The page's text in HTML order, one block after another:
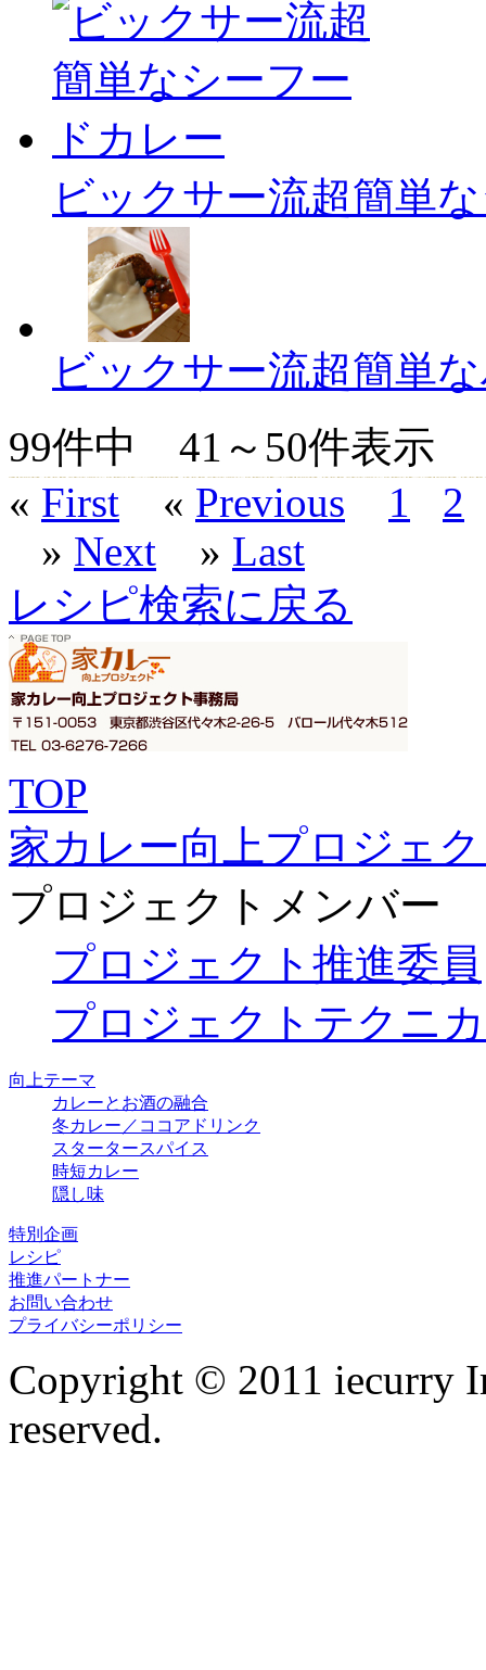
ビックサー流超簡単
ビックサー流超簡単
99件中 41～50件表示
« First « Previous 1
2
» Next » Last
レシピ検索に戻る
TOP
家カレー向上プロジェ
プロジェクトメンバー
プロジェクト推進委員
プロジェクトテクニ
向上テーマ
カレーとお酒の融合
冬カレー／ココアドリンク
スタータースパイス
時短カレー
隠し味
特別企画
レシピ
推進パートナー
お問い合わせ
プライバシーポリシー
Copyright © 2011 iecurry
reserved.